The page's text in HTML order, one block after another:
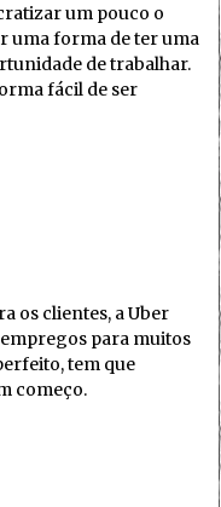
um pouco o
uma forma de ter uma
de trabalhar.
fácil de ser
os clientes, a Uber
para muitos
tem que
começo.